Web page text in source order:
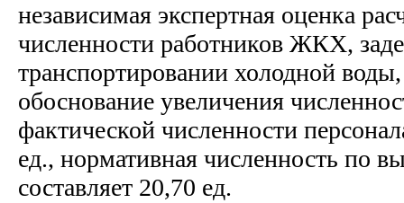
независимая экспертная оценка
численности работников ЖКХ,
транспортировании холодной
обоснование увеличения
фактической численности
ед., нормативная численность по
составляет 20,70 ед.